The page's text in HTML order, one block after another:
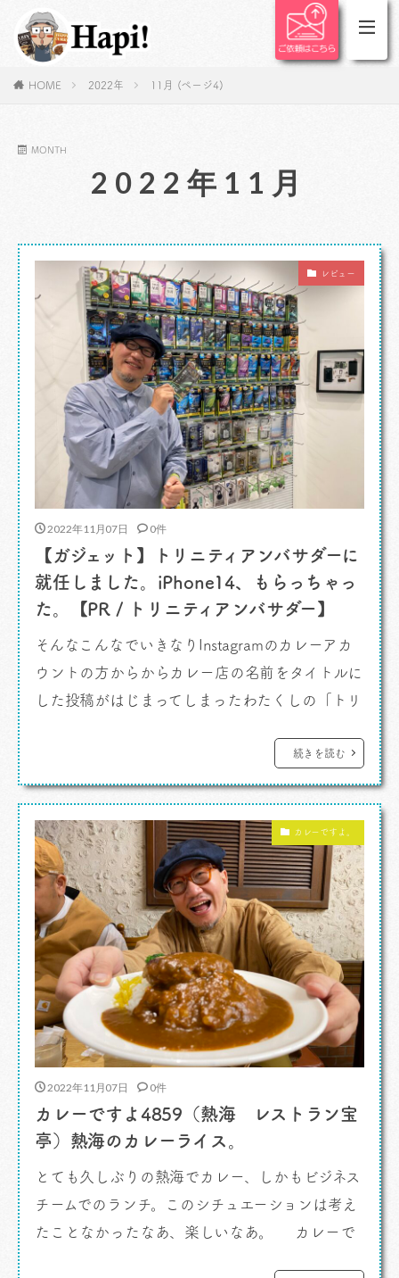
HOME 2022年 11月 (ページ4)
MONTH
2022年11月
レビュー
2022年11月07日 0件
【ガジェット】トリニティアンバサダーに
就任しました。iPhone14、もらっちゃっ
た。【PR / トリニティアンバサダー】
そんなこんなでいきなりInstagramのカレーアカ
ウントの方からからカレー店の名前をタイトルに
した投稿がはじまってしまったわたくしの「トリ
い！ということで、改めてまして。 11月1日、
わたくしはぴい、 「トリニティアンバサダー」
す。 きっかけはフォローしていたトリニ […]
続きを読む
カレーですよ。
2022年11月07日 0件
カレーですよ4859（熱海 レストラン宝
亭）熱海のカレーライス。
とても久しぶりの熱海でカレー、しかもビジネス
チームでのランチ。このシチュエーションは考え
たことなかったなあ、楽しいなあ。 カレーで